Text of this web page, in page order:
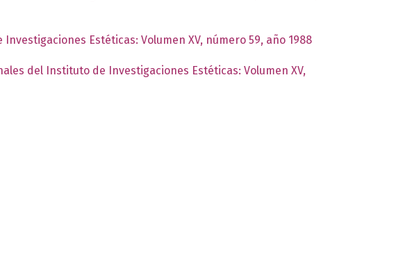
Estéticas: Volumen XV, número 59, año 1988
del Instituto de Investigaciones Estéticas: Volumen XV,